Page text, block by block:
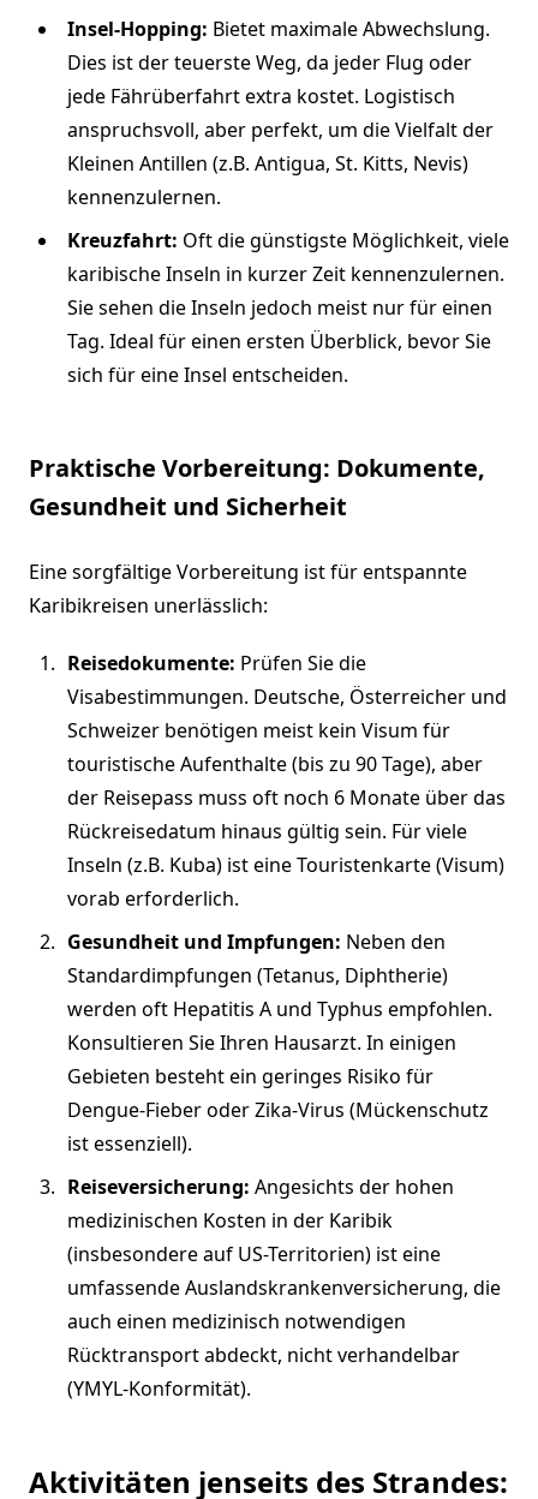
Insel-Hopping: Bietet maximale Abwechslung.
Dies ist der teuerste Weg, da jeder Flug oder
jede Fährüberfahrt extra kostet. Logistisch
anspruchsvoll, aber perfekt, um die Vielfalt der
Kleinen Antillen (z.B. Antigua, St. Kitts, Nevis)
kennenzulernen.
Kreuzfahrt: Oft die günstigste Möglichkeit, viele
karibische Inseln in kurzer Zeit kennenzulernen.
Sie sehen die Inseln jedoch meist nur für einen
Tag. Ideal für einen ersten Überblick, bevor Sie
sich für eine Insel entscheiden.
Praktische Vorbereitung: Dokumente,
Gesundheit und Sicherheit
Eine sorgfältige Vorbereitung ist für entspannte
Karibikreisen unerlässlich:
Reisedokumente: Prüfen Sie die
Visabestimmungen. Deutsche, Österreicher und
Schweizer benötigen meist kein Visum für
touristische Aufenthalte (bis zu 90 Tage), aber
der Reisepass muss oft noch 6 Monate über das
Rückreisedatum hinaus gültig sein. Für viele
Inseln (z.B. Kuba) ist eine Touristenkarte (Visum)
vorab erforderlich.
Gesundheit und Impfungen: Neben den
Standardimpfungen (Tetanus, Diphtherie)
werden oft Hepatitis A und Typhus empfohlen.
Konsultieren Sie Ihren Hausarzt. In einigen
Gebieten besteht ein geringes Risiko für
Dengue-Fieber oder Zika-Virus (Mückenschutz
ist essenziell).
Reiseversicherung: Angesichts der hohen
medizinischen Kosten in der Karibik
(insbesondere auf US-Territorien) ist eine
umfassende Auslandskrankenversicherung, die
auch einen medizinisch notwendigen
Rücktransport abdeckt, nicht verhandelbar
(YMYL-Konformität).
Aktivitäten jenseits des Strandes: